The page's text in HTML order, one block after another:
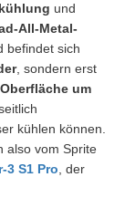
und
All-Metal-
befindet sich
, sondern erst
Oberfläche um
kühlen können.
also vom Sprite
3 S1 Pro, der